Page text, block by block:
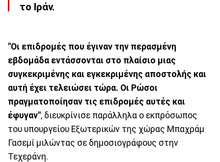
το Ιράν.
"Οι επιδρομές που έγιναν την περασμένη
εβδομάδα εντάσσονται στο πλαίσιο μιας
συγκεκριμένης και εγκεκριμένης αποστολής και
αυτή έχει τελειώσει τώρα. Oι Ρώσοι
πραγματοποίησαν τις επιδρομές αυτές και
έφυγαν", διευκρίνισε παράλληλα ο εκπρόσωπος
του υπουργείου Εξωτερικών της χώρας Μπαχράμ
Γασεμί μιλώντας σε δημοσιογράφους στην
Τεχεράνη.